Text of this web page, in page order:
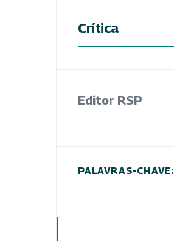
Crítica
Editor RSP
PALAVRAS-CHAVE: